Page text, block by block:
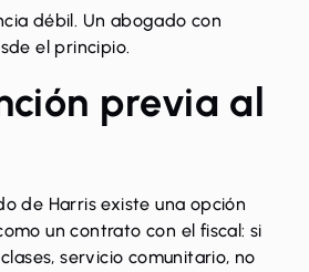
débil. Un abogado con
el principio.
previa al
de Harris existe una opción
un contrato con el fiscal: si
servicio comunitario, no